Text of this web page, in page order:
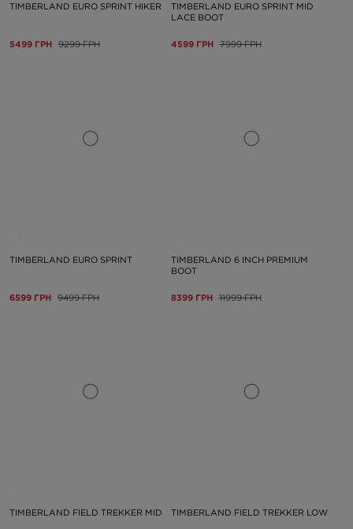
TIMBERLAND EURO SPRINT HIKER
5499 ГРН 9299 ГРН
TIMBERLAND EURO SPRINT MID
LACE BOOT
4599 ГРН 7999 ГРН
TIMBERLAND EURO SPRINT
6599 ГРН 9499 ГРН
TIMBERLAND 6 INCH PREMIUM
BOOT
8399 ГРН 11999 ГРН
TIMBERLAND FIELD TREKKER MID TIMBERLAND FIELD TREKKER LOW